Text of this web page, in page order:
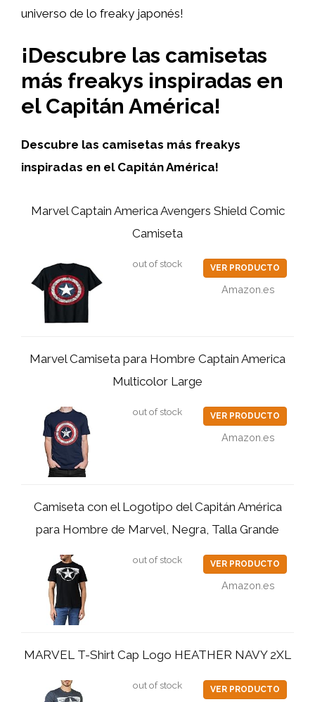
universo de lo freaky japonés!
¡Descubre las camisetas
más freakys inspiradas en
el Capitán América!
Descubre las camisetas más freakys
inspiradas en el Capitán América!
Marvel Captain America Avengers Shield Comic
Camiseta
out of stock VER PRODUCTO
Amazon.es
Marvel Camiseta para Hombre Captain America
Multicolor Large
out of stock VER PRODUCTO
Amazon.es
Camiseta con el Logotipo del Capitán América
para Hombre de Marvel, Negra, Talla Grande
out of stock VER PRODUCTO
Amazon.es
MARVEL T-Shirt Cap Logo HEATHER NAVY 2XL
out of stock VER PRODUCTO